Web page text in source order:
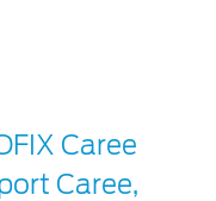
Caree
Caree,